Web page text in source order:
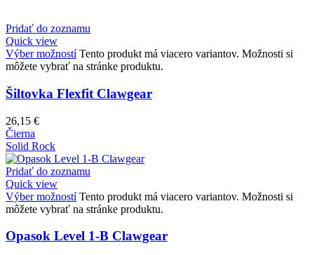
Pridať do zoznamu
Quick view
Výber možností Tento produkt má viacero variantov. Možnosti si
môžete vybrať na stránke produktu.
Šiltovka Flexfit Clawgear
26,15 €
Čierna
Solid Rock
Pridať do zoznamu
Quick view
Výber možností Tento produkt má viacero variantov. Možnosti si
môžete vybrať na stránke produktu.
Opasok Level 1-B Clawgear